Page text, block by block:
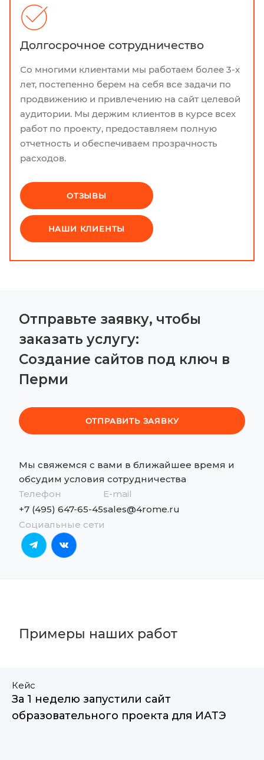
Долгосрочное сотрудничество
Со многими клиентами мы работаем более 3-х
лет, постепенно берем на себя все задачи по
продвижению и привлечению на сайт целевой
аудитории. Мы держим клиентов в курсе всех
работ по проекту, предоставляем полную
отчетность и обеспечиваем прозрачность
расходов.
ОТЗЫВЫ
НАШИ КЛИЕНТЫ
Отправьте заявку, чтобы
заказать услугу:
Создание сайтов под ключ в
Перми
ОТПРАВИТЬ ЗАЯВКУ
Мы свяжемся с вами в ближайшее время и
обсудим условия сотрудничества
Телефон
+7 (495) 647-65-45
E-mail
sales@4rome.ru
Социальные сети
Примеры наших работ
Кейс
За 1 неделю запустили сайт
образовательного проекта для ИАТЭ